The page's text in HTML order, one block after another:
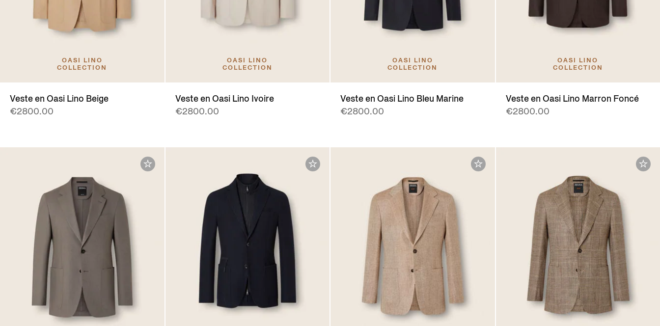
OASI LINO
COLLECTION
Veste en Oasi Lino Beige
€2800.00
OASI LINO
COLLECTION
Veste en Oasi Lino Ivoire
€2800.00
OASI LINO
COLLECTION
Veste en Oasi Lino Bleu Marine
€2800.00
OASI LINO
COLLECTION
Veste en Oasi Lino Marron Foncé
€2800.00